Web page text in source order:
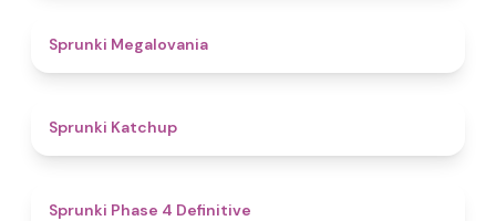
Sprunki Megalovania
Sprunki Katchup
Sprunki Phase 4 Definitive